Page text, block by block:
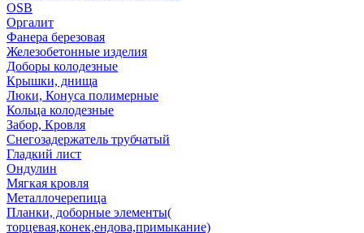
OSB
Оргалит
Фанера березовая
Железобетонные изделия
Доборы колодезные
Крышки, днища
Люки, Конуса полимерные
Кольца колодезные
Забор, Кровля
Снегозадержатель трубчатый
Гладкий лист
Ондулин
Мягкая кровля
Металлочерепица
Планки, доборные элементы(
торцевая,конек,ендова,примыкание)